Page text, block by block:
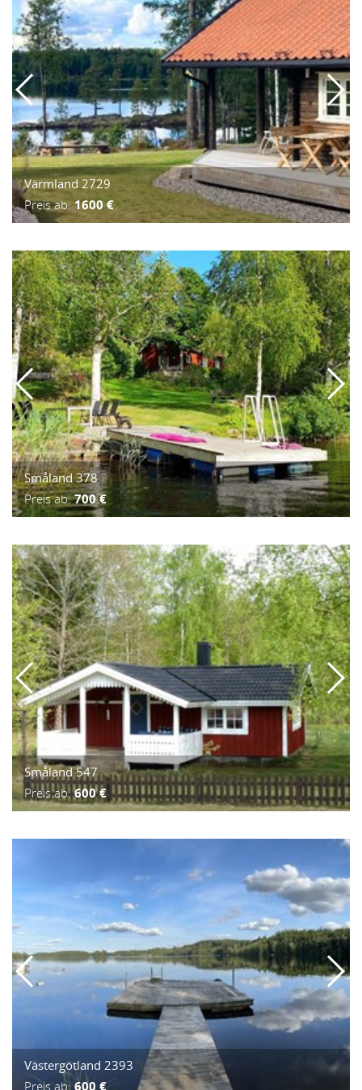
Värmland 2729
Preis ab:1600 €
Småland 378
Preis ab:700 €
Småland 547
Preis ab:600 €
Västergötland 2393
Preis ab:600 €